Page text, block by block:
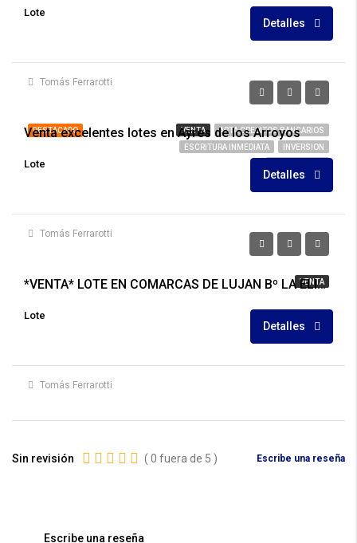
Lote
Detalles
Tomás Ferrarotti
DESTACADO VENTA
APTA CREDITOS BANCARIOS
ESCRITURA INMEDIATA
INVERSION
Venta excelentes lotes en Ayres de los Arroyos
Lote
Detalles
Tomás Ferrarotti
VENTA
*VENTA* LOTE EN COMARCAS DE LUJAN Bº LA ELINA
Lote
Detalles
Tomás Ferrarotti
Sin revisión ( 0 fuera de 5 ) Escribe una reseña
Escribe una reseña